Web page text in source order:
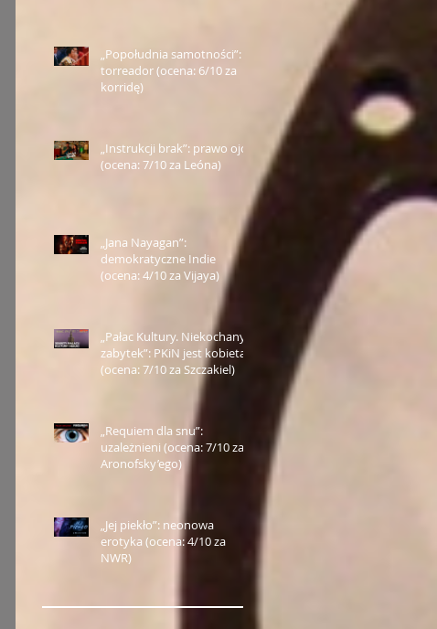
„Popołudnia samotności”:
torreador (ocena: 6/10 za
korridę)
„Instrukcji brak”: prawo ojca
(ocena: 7/10 za Leóna)
„Jana Nayagan”:
demokratyczne Indie
(ocena: 4/10 za Vijaya)
„Pałac Kultury. Niekochany
zabytek”: PKiN jest kobietą
(ocena: 7/10 za Szczakiel)
„Requiem dla snu”:
uzależnieni (ocena: 7/10 za
Aronofsky’ego)
„Jej piekło”: neonowa
erotyka (ocena: 4/10 za
NWR)